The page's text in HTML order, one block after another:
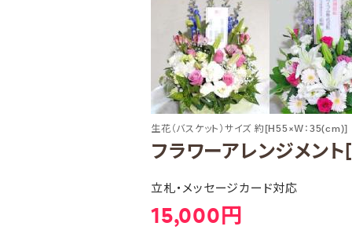
生花（バスケット）サイズ 約[H55×W：35(cm)]
フラワーアレンジメン
立札・メッセージカード対応
15,000円